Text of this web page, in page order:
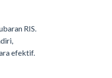
RIS.
efektif.